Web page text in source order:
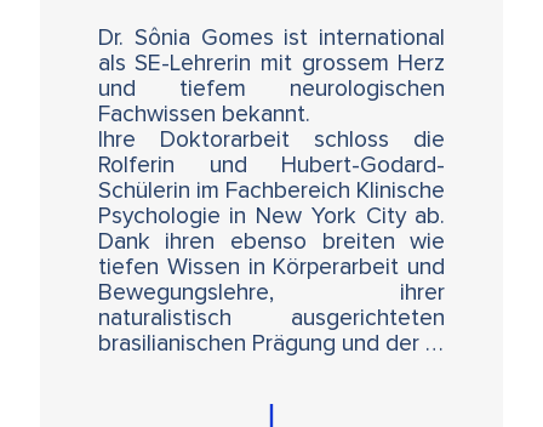
Dr. Sônia Gomes ist international
als SE-Lehrerin mit grossem Herz
und tiefem neurologischen
Fachwissen bekannt.
Ihre Doktorarbeit schloss die
Rolferin und Hubert-Godard-
Schülerin im Fachbereich Klinische
Psychologie in New York City ab.
Dank ihren ebenso breiten wie
tiefen Wissen in Körperarbeit und
Bewegungslehre, ihrer
naturalistisch ausgerichteten
brasilianischen Prägung und der …